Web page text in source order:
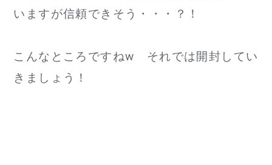
いますが信頼できそう・・・？！
こんなところですねw それでは開封してい
きましょう！